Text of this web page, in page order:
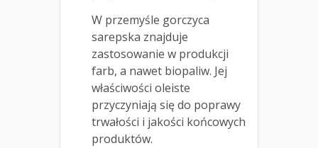
W przemyśle gorczyca
sarepska znajduje
zastosowanie w produkcji
farb, a nawet biopaliw. Jej
właściwości oleiste
przyczyniają się do poprawy
trwałości i jakości końcowych
produktów.